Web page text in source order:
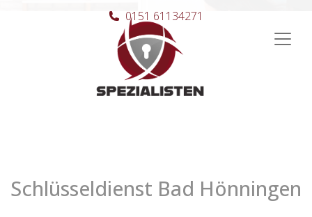
Hauptnavigation
0151 61134271
Schlüsseldienst Bad Hönningen